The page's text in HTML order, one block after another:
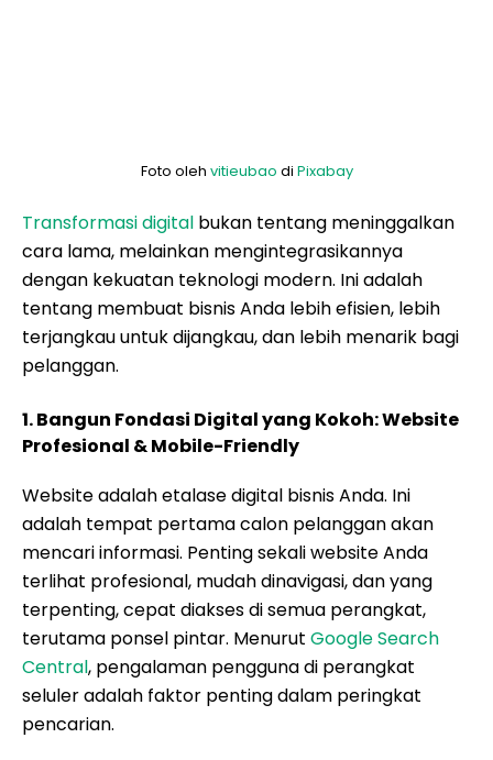
Foto oleh vitieubao di Pixabay
Transformasi digital bukan tentang meninggalkan
cara lama, melainkan mengintegrasikannya
dengan kekuatan teknologi modern. Ini adalah
tentang membuat bisnis Anda lebih efisien, lebih
terjangkau untuk dijangkau, dan lebih menarik bagi
pelanggan.
1. Bangun Fondasi Digital yang Kokoh: Website
Profesional & Mobile-Friendly
Website adalah etalase digital bisnis Anda. Ini
adalah tempat pertama calon pelanggan akan
mencari informasi. Penting sekali website Anda
terlihat profesional, mudah dinavigasi, dan yang
terpenting, cepat diakses di semua perangkat,
terutama ponsel pintar. Menurut Google Search
Central, pengalaman pengguna di perangkat
seluler adalah faktor penting dalam peringkat
pencarian.